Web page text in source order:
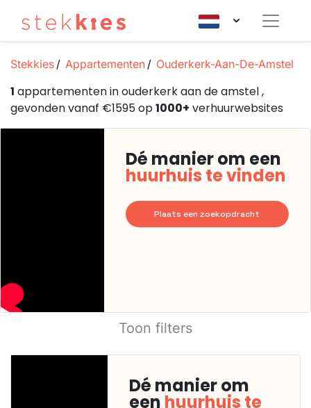
Stekkies Appartementen Ouderkerk-Aan-De-Amstel
1 appartementen in ouderkerk aan de amstel ,
gevonden vanaf €1595 op1000+ verhuurwebsites
Dé manier om een
huurhuis te vinden
Plaats een zoekopdracht
Toon filters
Dé manier om
een huurhuis te